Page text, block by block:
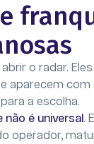
o radar.
aparecem
a escolha.
não é universal .
operador,